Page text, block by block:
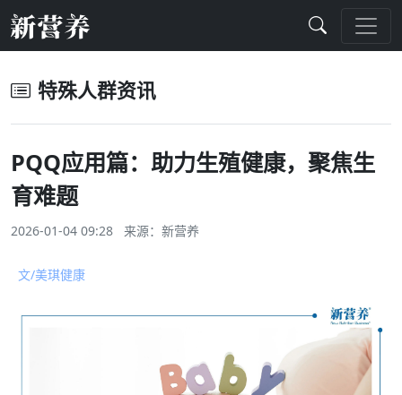
特殊人群资讯
PQQ应用篇：助力生殖健康，聚焦生
育难题
2026-01-04 09:28 来源： 新营养
文/美琪健康